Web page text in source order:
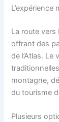
La route vers
offrant des
de l’Atlas. Le
montagne,
du tourisme
Plusieurs